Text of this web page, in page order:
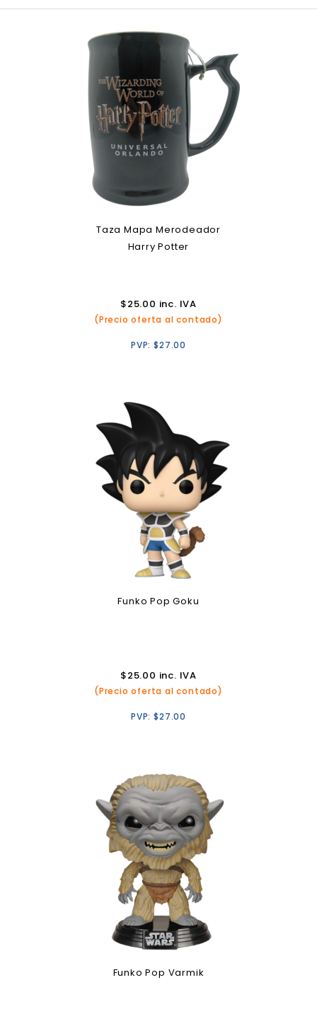
Taza Mapa Merodeador
Harry Potter
$25.00 inc. IVA
(Precio oferta al contado)
PVP:$27.00
Funko Pop Goku
$25.00 inc. IVA
(Precio oferta al contado)
PVP:$27.00
Funko Pop Varmik